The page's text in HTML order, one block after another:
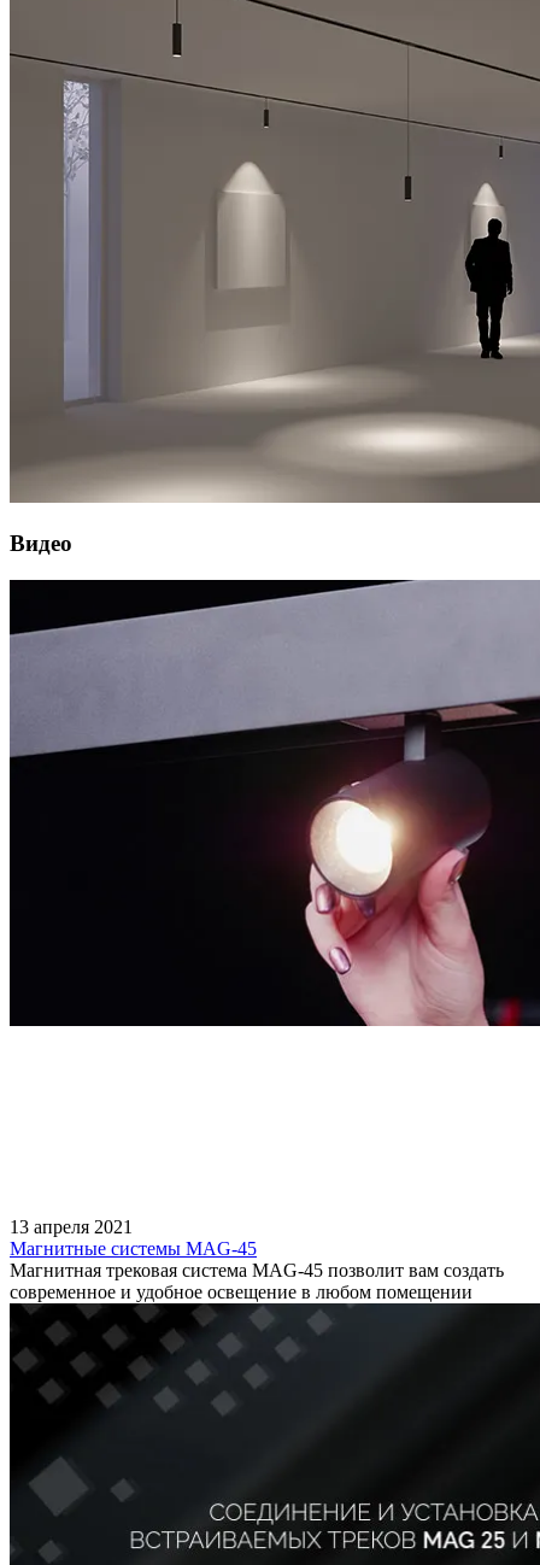
Видео
13 апреля 2021
Магнитные системы MAG-45
Магнитная трековая система MAG-45 позволит вам создать
современное и удобное освещение в любом помещении